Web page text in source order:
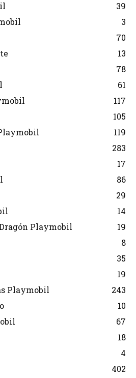
39
3
70
13
78
61
117
105
119
283
17
86
29
14
Playmobil
19
8
35
19
Playmobil
243
10
67
18
4
402